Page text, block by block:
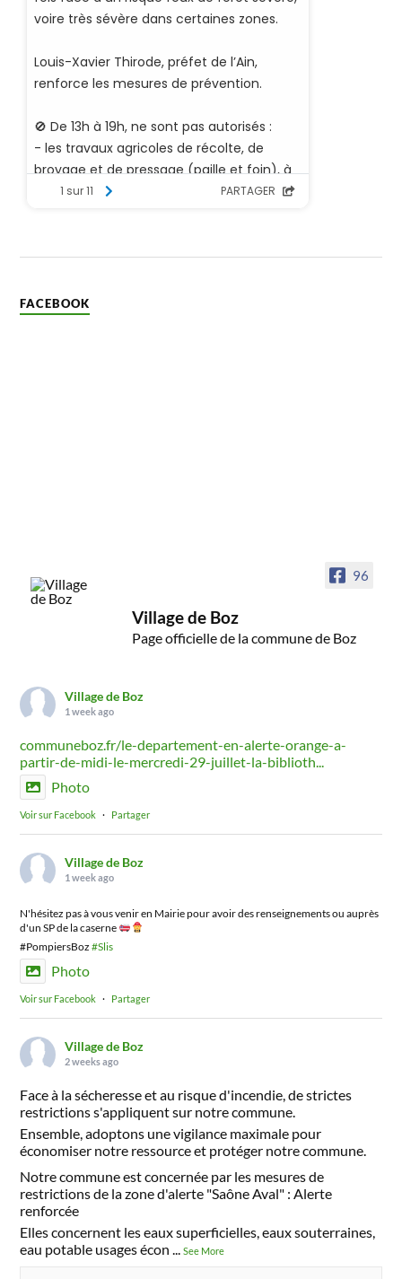
FACEBOOK
96
Village de Boz
Page officielle de la commune de Boz
Village de Boz
1 week ago
communeboz.fr/le-departement-en-alerte-orange-a-
partir-de-midi-le-mercredi-29-juillet-la-biblioth...
Photo
Voir sur Facebook · Partager
Village de Boz
1 week ago
N'hésitez pas à vous venir en Mairie pour avoir des renseignements ou auprès
d'un SP de la caserne
#PompiersBoz#Slis
Photo
Voir sur Facebook · Partager
Village de Boz
2 weeks ago
Face à la sécheresse et au risque d'incendie, de strictes
restrictions s'appliquent sur notre commune.
Ensemble, adoptons une vigilance maximale pour
économiser notre ressource et protéger notre commune.
Notre commune est concernée par les mesures de
restrictions de la zone d'alerte "Saône Aval" : Alerte
renforcée
Elles concernent les eaux superficielles, eaux souterraines,
eau potable usages écon ...See More